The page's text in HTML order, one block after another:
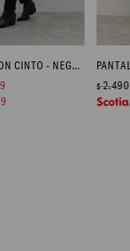
PANTALÓN CON CINTO - NEGRO
$2.490